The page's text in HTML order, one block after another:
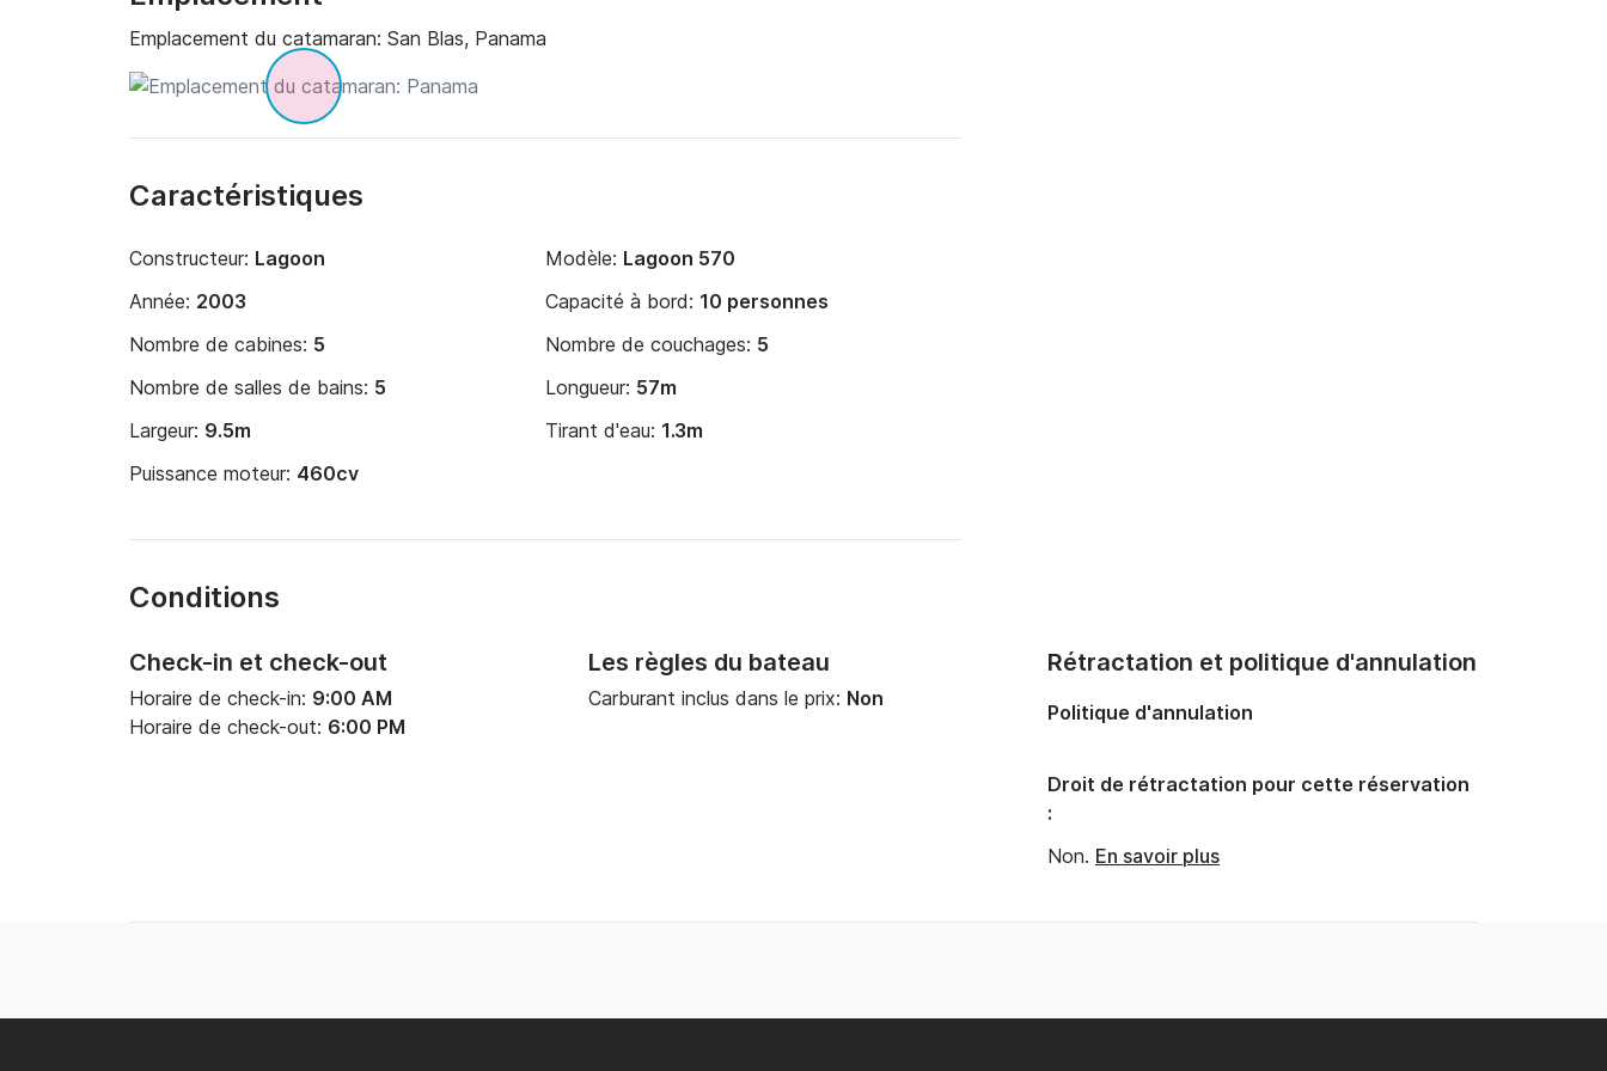
Emplacement du catamaran: San Blas, Panama
Caractéristiques
Constructeur: Lagoon Modèle: Lagoon 570
Année: 2003 Capacité à bord: 10 personnes
Nombre de cabines: 5 Nombre de couchages: 5
Nombre de salles de bains: 5 Longueur: 57m
Largeur: 9.5m Tirant d'eau: 1.3m
Puissance moteur: 460cv
Conditions
Check-in et check-out
Horaire de check-in: 9:00 AM
Horaire de check-out: 6:00 PM
Les règles du bateau
Carburant inclus dans le prix: Non
Rétractation et politique d'annulation
Politique d'annulation
Droit de rétractation pour cette réservation
:
Non. En savoir plus